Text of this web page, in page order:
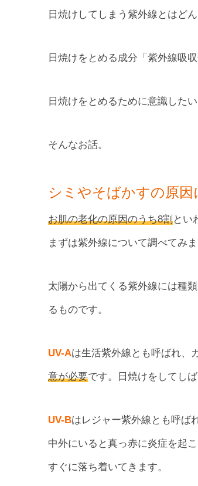
日焼けしてしまう紫外線とはど
日焼けをとめる成分「紫外線吸
日焼けをとめるために意識した
そんなお話。
シミやそばかすの原因
お肌の老化の原因のうち8割とい
まずは紫外線について調べてみま
太陽から出てくる紫外線には種
るものです。
UV-Aは生活紫外線とも呼ばれ、
意が必要です。日焼けをしてし
UV-Bはレジャー紫外線とも呼ば
中外にいると真っ赤に炎症を起こ
すぐに落ち着いてきます。